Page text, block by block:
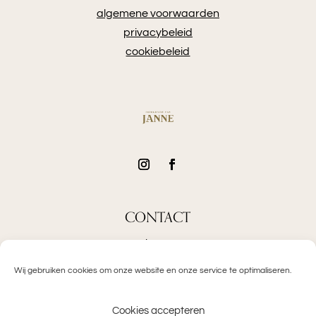
Wij gebruiken cookies om onze website en onze service te optimaliseren.
Cookies accepteren
algemene voorwaarden
privacybeleid
cookiebeleid
CONTACT
Janne
info@fotografievanjanne.nl